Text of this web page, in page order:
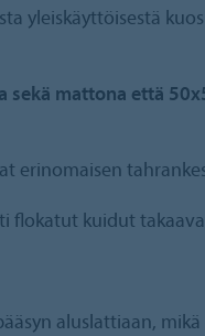
yleiskäyttöisestä
sekä mattona että
erinomaisen
flokatut kuidut
aluslattiaan,